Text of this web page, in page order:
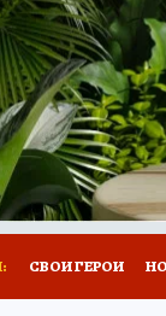
ЦЕНТР
КП РАДИО КП
СВОИ ГЕРОИ